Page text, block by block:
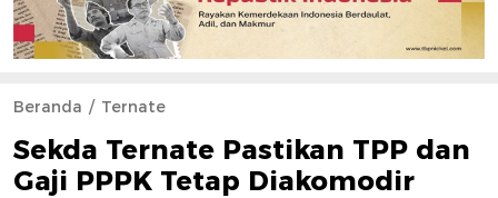
Beranda Ternate
Sekda Ternate Pastikan TPP dan
Gaji PPPK Tetap Diakomodir